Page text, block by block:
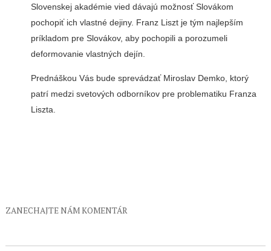
Slovenskej akadémie vied dávajú možnosť Slovákom
pochopiť ich vlastné dejiny. Franz Liszt je tým najlepším
príkladom pre Slovákov, aby pochopili a porozumeli
deformovanie vlastných dejín.
Prednáškou Vás bude sprevádzať Miroslav Demko, ktorý
patrí medzi svetových odborníkov pre problematiku Franza
Liszta.
ZANECHAJTE NÁM KOMENTÁR